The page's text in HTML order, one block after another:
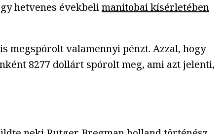
hetvenes évekbelimanitobai kísérletében
megspórolt valamennyi pénzt. Azzal, hogy
8277 dollárt spórolt meg, ami azt jelenti,